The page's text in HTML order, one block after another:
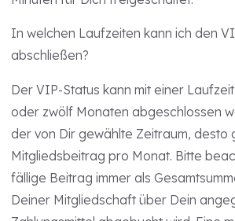
In welchen Laufzeiten kann ich den
abschließen?
Der VIP-Status kann mit einer
oder zwölf Monaten abgeschlossen
der von Dir gewählte Zeitraum, desto
Mitgliedsbeitrag pro Monat. Bitte
fällige Beitrag immer als
Deiner Mitgliedschaft über Dein